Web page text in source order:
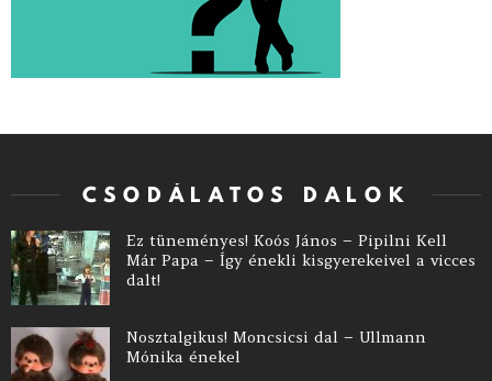
CSODÁLATOS DALOK
Ez tüneményes! Koós János – Pipilni Kell
Már Papa – Így énekli kisgyerekeivel a vicces
dalt!
Nosztalgikus! Moncsicsi dal – Ullmann
Mónika énekel